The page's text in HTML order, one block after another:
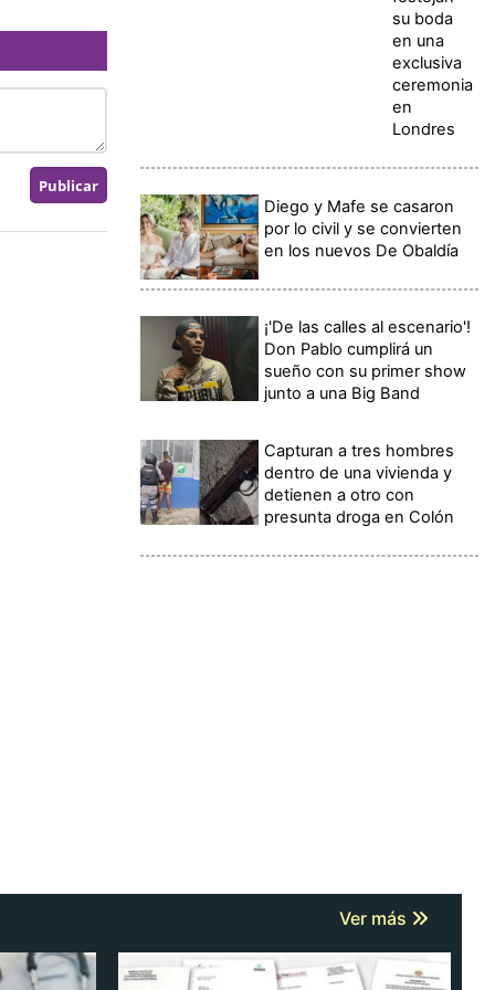
su boda
en una
exclusiva
ceremonia
en
Londres
Diego y Mafe se casaron
por lo civil y se convierten
en los nuevos De Obaldía
¡'De las calles al escenario'!
Don Pablo cumplirá un
sueño con su primer show
junto a una Big Band
Capturan a tres hombres
dentro de una vivienda y
detienen a otro con
presunta droga en Colón
Ver más